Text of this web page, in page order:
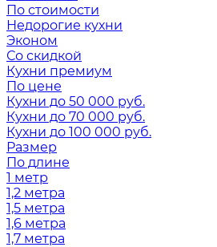
По стоимости
Недорогие кухни
Эконом
Со скидкой
Кухни премиум
По цене
Кухни до 50 000 руб.
Кухни до 70 000 руб.
Кухни до 100 000 руб.
Размер
По длине
1 метр
1,2 метра
1,5 метра
1,6 метра
1,7 метра